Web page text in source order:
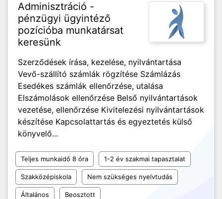
Adminisztráció -
pénzügyi ügyintéző
pozícióba munkatársat
keresünk
Szerződések írása, kezelése, nyilvántartása
Vevő-szállító számlák rögzítése Számlázás
Esedékes számlák ellenőrzése, utalása
Elszámolások ellenőrzése Belső nyilvántartások
vezetése, ellenőrzése Kivitelezési nyilvántartások
készítése Kapcsolattartás és egyeztetés külső
könyvelő...
Teljes munkaidő 8 óra 1-2 év szakmai tapasztalat
Szakközépiskola Nem szükséges nyelvtudás
Általános Beosztott